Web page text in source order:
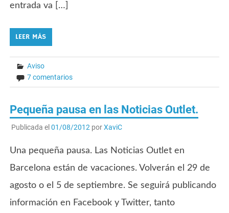
entrada va […]
LEER MÁS
Aviso
7 comentarios
Pequeña pausa en las Noticias Outlet.
Publicada el 01/08/2012porXaviC
Una pequeña pausa. Las Noticias Outlet en
Barcelona están de vacaciones. Volverán el 29 de
agosto o el 5 de septiembre. Se seguirá publicando
información en Facebook y Twitter, tanto